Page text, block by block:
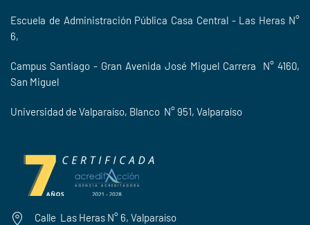
Escuela de Administración Pública Casa Central - Las Heras N°
6,
Campus Santiago - Gran Avenida José Miguel Carrera N° 4160,
San Miguel
Universidad de Valparaíso, Blanco N° 951, Valparaíso
Calle Las Heras N° 6, Valparaíso